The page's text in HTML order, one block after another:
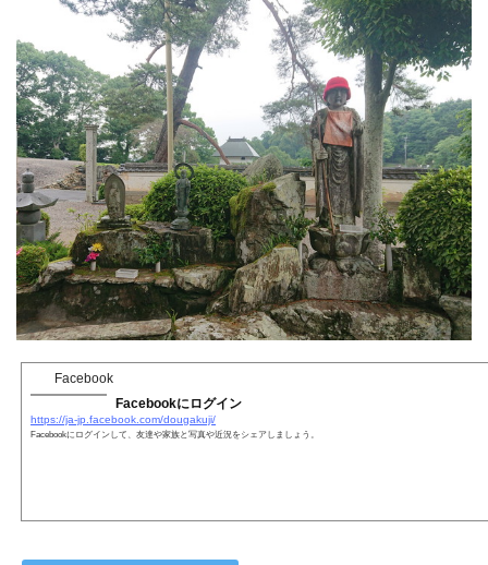
Facebook
Facebookにログイン
https://ja-jp.facebook.com/dougakuji/
Facebookにログインして、友達や家族と写真や近況をシェアしましょう。